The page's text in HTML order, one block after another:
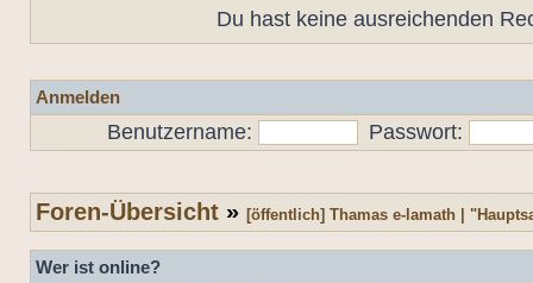
Du hast keine ausreichenden
Anmelden
Benutzername: Passwort:
Foren-Übersicht » [öffentlich] Thamas e-lamath |
Wer ist online?